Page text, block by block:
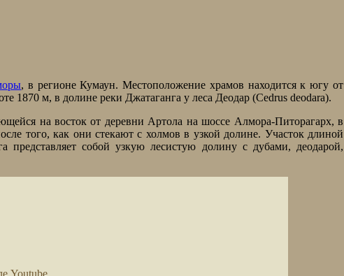
, в регионе Кумаун. Местоположение храмов находится к югу от
1870 м, в долине реки Джатаганга у леса Деодар (Cedrus deodara).
на восток от деревни Артола на шоссе Алмора-Питорагарх, в
того, как они стекают с холмов в узкой долине. Участок длиной
представляет собой узкую лесистую долину с дубами, деодарой,
Youtube